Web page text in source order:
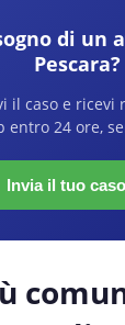
di un
Pescara?
il caso e ricevi
entro 24 ore,
Invia il tuo